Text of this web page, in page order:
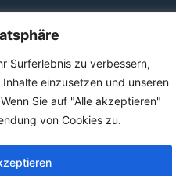
Surferlebnis zu verbessern,
einzusetzen und unseren
Sie auf "Alle akzeptieren"
von Cookies zu.